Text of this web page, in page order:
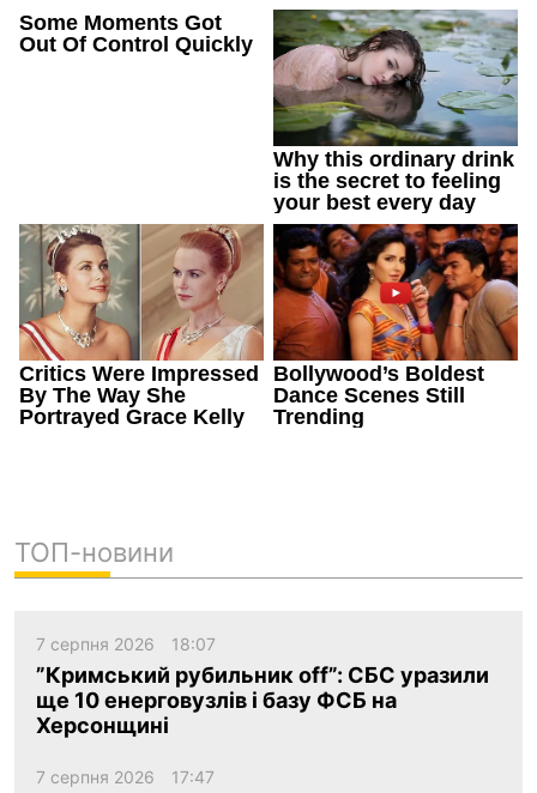
ТОП-новини
7 серпня 2026 18:07
”Кримський рубильник off”: СБС уразили
ще 10 енерговузлів і базу ФСБ на
Херсонщині
7 серпня 2026 17:47